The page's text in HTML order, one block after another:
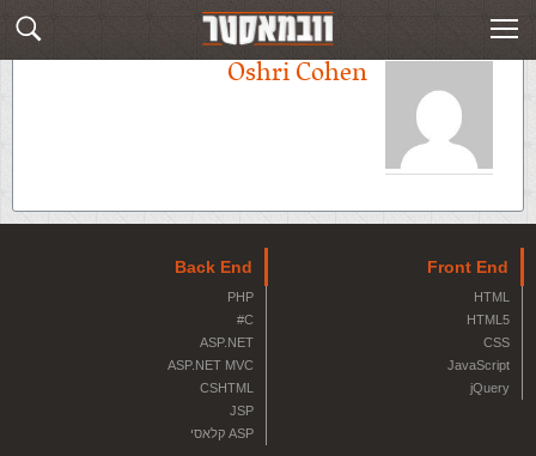
Oshri Cohen
Front End
HTML
HTML5
CSS
JavaScript
jQuery
Back End
PHP
C#
ASP.NET
ASP.NET MVC
CSHTML
JSP
ASP קלאסי